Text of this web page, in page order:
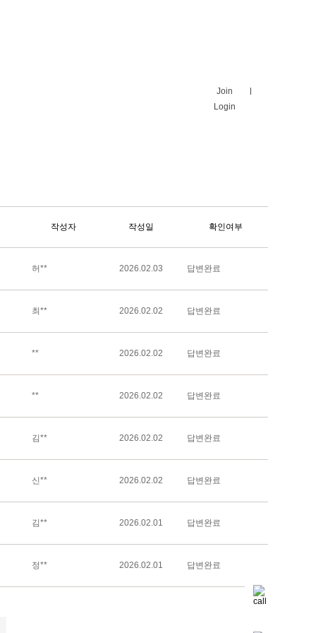
Join
Login
작성자 작성일 확인여부
허** 2026.02.03 답변완료
최** 2026.02.02 답변완료
** 2026.02.02 답변완료
** 2026.02.02 답변완료
김** 2026.02.02 답변완료
신** 2026.02.02 답변완료
김** 2026.02.01 답변완료
정** 2026.02.01 답변완료